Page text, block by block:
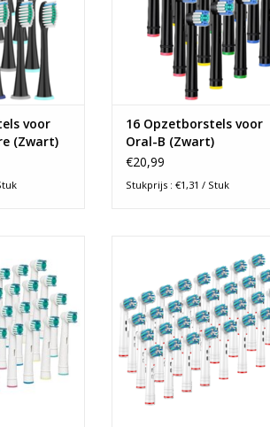
voor
(Zwart)
en goed poetsen en ook nog
eens gratis verzonden!
TOEVOEGEN AAN
16 Opzetborstels voor
Oral-B (Zwart)
€20,99
Stukprijs : €1,31 / Stuk
Elektrisch
nog nooit zo
poetsen
Gratis
Oral-B Cross Action
tandenborstels. Door de
stand van de borstelharen
(contrair de draairichting)
deze borstel extra
reinigingskracht. Niet geschikt
terugtrekkend tandvlees of
gevoelige mond.